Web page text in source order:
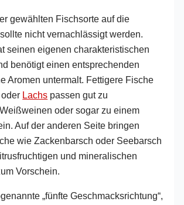
gewählten Fischsorte auf die
nicht vernachlässigt werden.
seinen eigenen charakteristischen
benötigt einen entsprechenden
Aromen untermalt. Fettigere Fische
Lachs passen gut zu
oder sogar zu einem
Auf der anderen Seite bringen
wie Zackenbarsch oder Seebarsch
und mineralischen
Vorschein.
„fünfte Geschmacksrichtung“,